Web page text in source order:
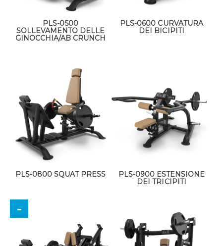
PLS-0500
SOLLEVAMENTO DELLE
GINOCCHIA/AB CRUNCH
PLS-0600 CURVATURA
DEI BICIPITI
PLS-0800 SQUAT PRESS
PLS-0900 ESTENSIONE
DEI TRICIPITI